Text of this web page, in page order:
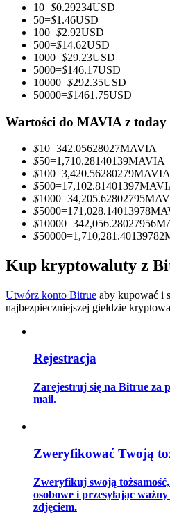
Zostań traderem kopiującym
Ciesz się podziałem zysków i
transakcji
Informacja
Analiza Big Data, w tym
Przewodnik
10=$0.29234USD
50=$1.46USD
100=$2.92USD
500=$14.62USD
1000=$29.23USD
5000=$146.17USD
10000=$292.35USD
50000=$1461.75USD
Wartości do MAVIA z today
$10=342.05628027MAVIA
$50=1,710.28140139MAVIA
$100=3,420.56280279MAVIA
$500=17,102.81401397
$1000=34,205.62802795
$5000=171,028.14013978
$10000=342,056.28027956
$50000=1,710,281.40139782
Kup kryptowaluty z
Utwórz konto Bitrue aby kupować i
najbezpieczniejszej giełdzie
Rejestracja
Zarejestruj się na Bitrue za
mail.
Zweryfikować Twoją
Zweryfikuj swoją
osobowe i przesyłając
zdjęciem.